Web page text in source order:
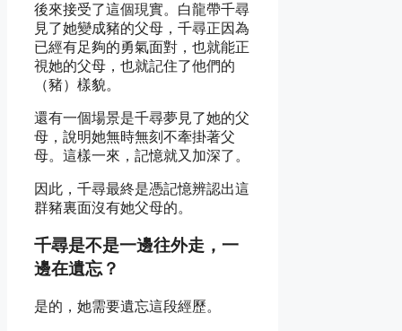
後來接受了這個現實。白龍帶千尋
見了她變成豬的父母，千尋正因為
已經有足夠的勇氣面對，也就能正
視她的父母，也就記住了他們的
（豬）樣貌。
還有一個場景是千尋夢見了她的父
母，說明她無時無刻不牽掛著父
母。 這樣一來，記憶就又加深了。
因此，千尋最終是憑記憶辨認出這
群豬裏面沒有她父母的。
千尋是不是一邊往外走，一
邊在遺忘？
是的，她需要遺忘這段經歷。